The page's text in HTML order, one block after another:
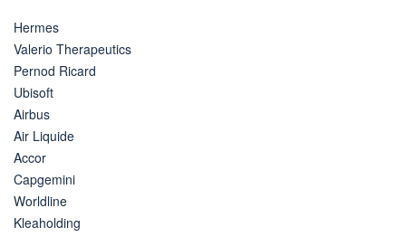
Hermes
Valerio Therapeutics
Pernod Ricard
Ubisoft
Airbus
Air Liquide
Accor
Capgemini
Worldline
Kleaholding